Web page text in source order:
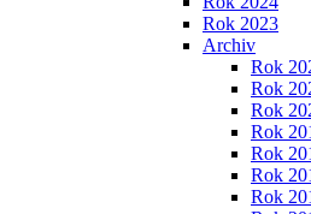
Rok 2023
Archiv
Rok
Rok
Rok
Rok
Rok
Rok
Rok